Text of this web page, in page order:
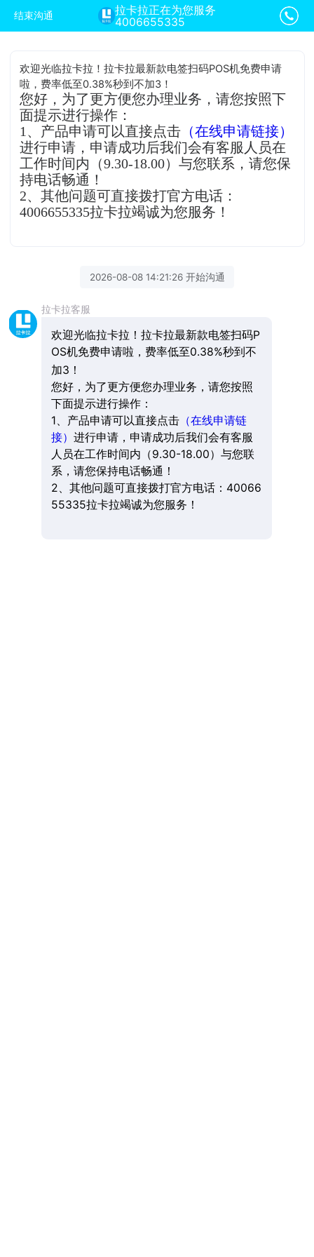
结束沟通
拉卡拉正在为您服务
4006655335
欢迎光临拉卡拉！拉卡拉最新款电签扫码POS机免费申请
啦，费率低至0.38%秒到不加3！
您好，为了更方便您办理业务，请您按照下
面提示进行操作：
1、产品申请可以直接点击 （在线申请链接）
进行申请，申请成功后我们会有客服人员在
工作时间内（9.30-18.00）与您联系，请您保
持电话畅通！
2、其他问题可直接拨打官方电话：
4006655335拉卡拉竭诚为您服务！
2026-08-08 14:21:26 开始沟通
拉卡拉客服
欢迎光临拉卡拉！拉卡拉最新款电签扫码P
OS机免费申请啦，费率低至0.38%秒到不
加3！
您好，为了更方便您办理业务，请您按照
下面提示进行操作：
1、产品申请可以直接点击（在线申请链
接） 进行申请，申请成功后我们会有客服
人员在工作时间内（9.30-18.00）与您联
系，请您保持电话畅通！
2、其他问题可直接拨打官方电话：40066
55335拉卡拉竭诚为您服务！